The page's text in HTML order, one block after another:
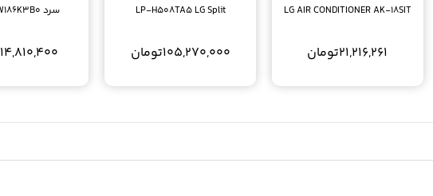
LG AIR CONDITIONER AK-18SIT
21,216,261تومان
LP-H508TA5 LG Split
105,270,000تومان
سرد LG BSNW186K3B0
14,810,400